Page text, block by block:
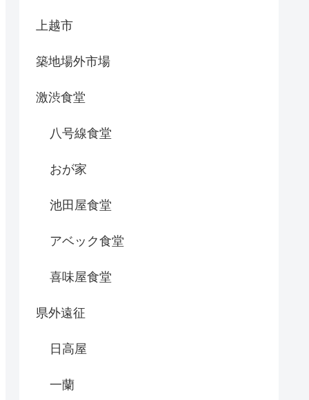
上越市
築地場外市場
激渋食堂
八号線食堂
おが家
池田屋食堂
アベック食堂
喜味屋食堂
県外遠征
日高屋
一蘭